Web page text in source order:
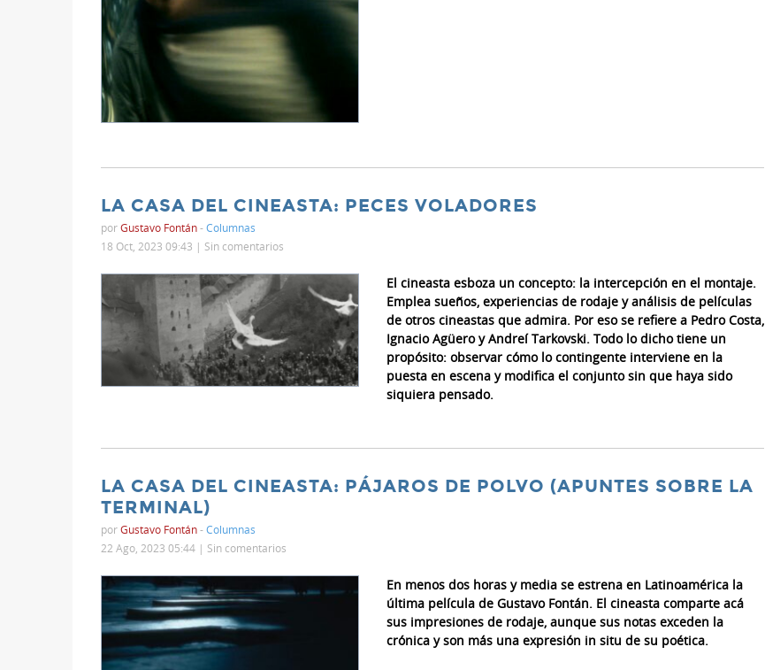
LA CASA DEL CINEASTA: PECES VOLADORES
porGustavo Fontán-Columnas
18 Oct, 2023 09:43 | Sin comentarios
El cineasta esboza un concepto: la intercepción en el montaje.
Emplea sueños, experiencias de rodaje y análisis de películas
de otros cineastas que admira. Por eso se refiere a Pedro Costa,
Ignacio Agüero y Andreí Tarkovski. Todo lo dicho tiene un
propósito: observar cómo lo contingente interviene en la
puesta en escena y modifica el conjunto sin que haya sido
siquiera pensado.
LA CASA DEL CINEASTA: PÁJAROS DE POLVO (APUNTES SOBRE LA
TERMINAL)
porGustavo Fontán-Columnas
22 Ago, 2023 05:44 | Sin comentarios
En menos dos horas y media se estrena en Latinoamérica la
última película de Gustavo Fontán. El cineasta comparte acá
sus impresiones de rodaje, aunque sus notas exceden la
crónica y son más una expresión in situ de su poética.